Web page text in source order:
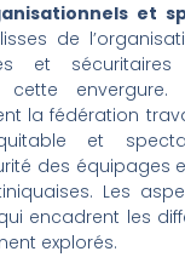
et
de
et
envergure.
la fédération
et
des équipages
Les
encadrent les
explorés.